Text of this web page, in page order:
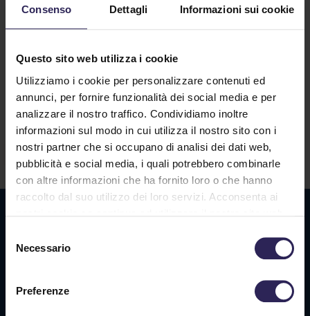
Consenso Dettagli Informazioni sui cookie
Questo sito web utilizza i cookie
Utilizziamo i cookie per personalizzare contenuti ed
annunci, per fornire funzionalità dei social media e per
analizzare il nostro traffico. Condividiamo inoltre
informazioni sul modo in cui utilizza il nostro sito con i
nostri partner che si occupano di analisi dei dati web,
pubblicità e social media, i quali potrebbero combinarle
con altre informazioni che ha fornito loro o che hanno
raccolto dal suo utilizzo dei loro servizi. Acconsenta ai
delNecessario
Preferenze
Lavora con noi
Contatti
Via Privata O.T.O., 33
Tel. +39 0187 564 859